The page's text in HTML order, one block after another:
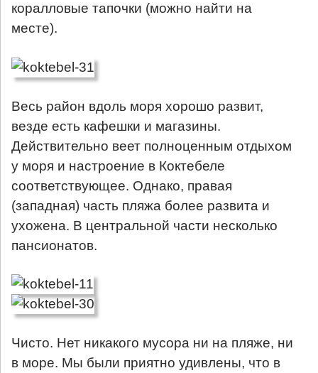
коралловые тапочки (можно найти на
месте).
Весь район вдоль моря хорошо развит,
везде есть кафешки и магазины.
Действительно веет полноценным отдыхом
у моря и настроение в Коктебеле
соответствующее. Однако, правая
(западная) часть пляжа более развита и
ухожена. В центральной части несколько
пансионатов.
Чисто. Нет никакого мусора ни на пляже, ни
в море. Мы были приятно удивлены, что в